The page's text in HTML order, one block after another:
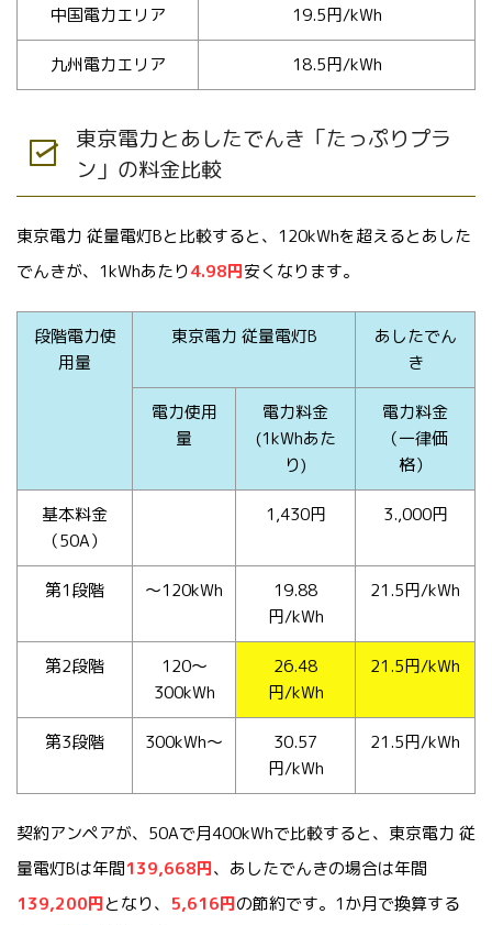
中国電力エリア 19.5円/kWh
九州電力エリア 18.5円/kWh
東京電力とあしたでんき「たっぷりプラ
ン」の料金比較
東京電力 従量電灯Bと比較すると、120kWhを超えるとあした
でんきが、1kWhあたり4.98円安くなります。
段階電力使
用量
東京電力 従量電灯B
あしたでん
き
電力使用
量
電力料金
(1kWhあた
り)
電力料金
（一律価
格）
基本料金
（50A）
1,430円 3.,000円
第1段階 ～120kWh
19.88
円/kWh
21.5円/kWh
第2段階
120～
300kWh
26.48
円/kWh
21.5円/kWh
第3段階 300kWh～
30.57
円/kWh
21.5円/kWh
契約アンペアが、50Aで月400kWhで比較すると、東京電力 従
量電灯Bは年間139,668円、あしたでんきの場合は年間
139,200円となり、 5,616円の節約です。1か月で換算する